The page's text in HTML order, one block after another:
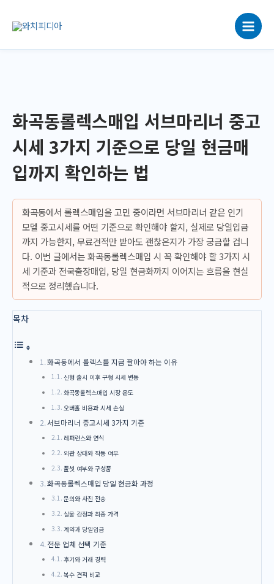
로
화곡동롤렉스매입 서브마리너 중고
시세 3가지 기준으로 당일 현금매
입까지 확인하는 법
화곡동에서 롤렉스매입을 고민 중이라면 서브마리너 같은 인기
모델 중고시세를 어떤 기준으로 확인해야 할지, 실제로 당일입금
까지 가능한지, 무료견적만 받아도 괜찮은지가 가장 궁금할 겁니
다. 이번 글에서는 화곡동롤렉스매입 시 꼭 확인해야 할 3가지 시
세 기준과 전국출장매입, 당일 현금화까지 이어지는 흐름을 현실
적으로 정리했습니다.
목차
화곡동에서 롤렉스를 지금 팔아야 하는 이유
신형 출시 이후 구형 시세 변동
화곡동롤렉스매입 시장 온도
오버홀 비용과 시세 손실
서브마리너 중고시세 3가지 기준
레퍼런스와 연식
외관 상태와 작동 여부
풀셋 여부와 구성품
화곡동롤렉스매입 당일 현금화 과정
문의와 사진 전송
실물 감정과 최종 가격
계약과 당일입금
전문 업체 선택 기준
후기와 거래 경력
복수 견적 비교